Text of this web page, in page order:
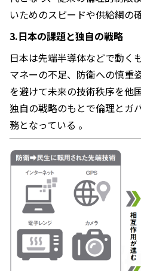
いためのスピードや供給網の
3.日本の課題と独自の戦略
日本は先端半導体などで動く
マネーの不足、防衛への慎重
を避けて未来の技術秩序を他
独自の戦略のもとで倫理とガ
務となっている 。